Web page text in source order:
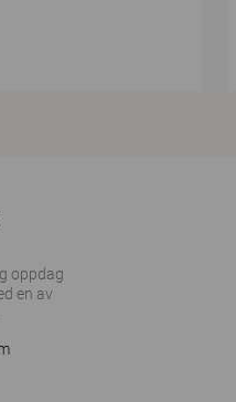
oppdag
en av